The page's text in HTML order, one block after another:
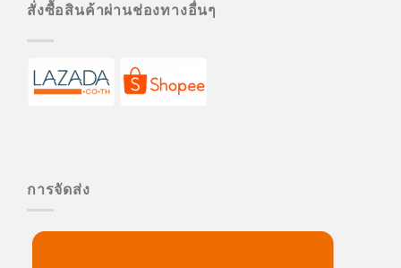
สั่งซื้อสินค้าผ่านช่องทางอื่นๆ
การจัดส่ง